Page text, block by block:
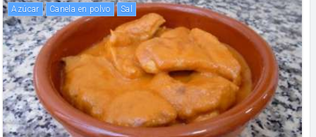
Azúcar canela en polvo sal